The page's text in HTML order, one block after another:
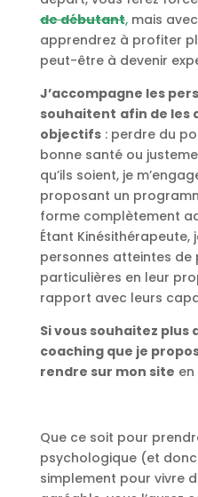
de débutant,mais avec
apprendrez à profiter
peut-être à devenir
J’accompagne les
souhaitent afin de les
objectifs: perdre du
bonne santé ou
qu’ils soient, je
proposant un
forme complètement
Étant Kinésithérapeute,
personnes atteintes de
particulières en leur
rapport avec leurs
Si vous souhaitez plus
coaching que je
rendre sur mon site
Que ce soit pour
psychologique (et
simplement pour vivre